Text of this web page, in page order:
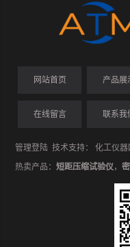
网站首页 产品展
在线留言 联系我
管理登陆 技术支持：化工仪器
热卖产品：短距压缩试验仪，